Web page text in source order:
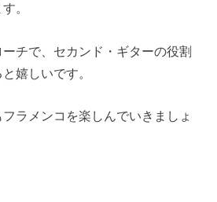
。
チで、セカンド・ギターの役割
嬉しいです。
ラメンコを楽しんでいきましょ